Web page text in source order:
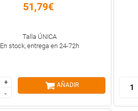
51,79€
Talla ÚNICA
En stock, entrega en 24-72h
+
-
+
-
AÑADIR